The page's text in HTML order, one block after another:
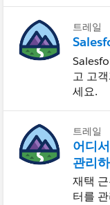
트레일
고 고
세요.
트레일
어디
관리
재택
터를